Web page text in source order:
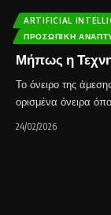
ARTIFICIAL
ΠΡΟΣΩΠΙΚΉ
Μήπως η
Το όνειρο της
ορισμένα όνειρα
24/02/2026